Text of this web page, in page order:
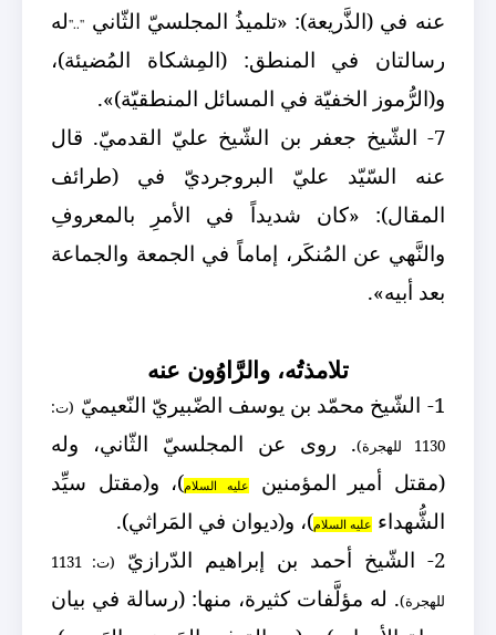
عنه في (الذَّريعة): «تلميذُ المجلسيّ الثّاني ".."له
رسالتان في المنطق: (المِشكاة المُضيئة)،
و(الرُّموز الخفيّة في المسائل المنطقيّة)».
7- الشّيخ جعفر بن الشّيخ عليّ القدميّ. قال
عنه السّيّد عليّ البروجرديّ في (طرائف
المقال): «كان شديداً في الأمرِ بالمعروفِ
والنَّهي عن المُنكَر، إماماً في الجمعة والجماعة
بعد أبيه».
تلامذتُه، والرَّاوُون عنه
1- الشّيخ محمّد بن يوسف الضّبيريّ النّعيميّ
(ت:
1130 للهجرة)
. روى عن المجلسيّ الثّاني، وله
(مقتل أمير المؤمنين
عليه السلام)، و(مقتل سيِّد
الشُّهداءعليه السلام)، و(ديوان في المَراثي).
2- الشّيخ أحمد بن إبراهيم الدّرازيّ
(ت: 1131
للهجرة). له مؤلَّفات كثيرة، منها: (رسالة في بيان